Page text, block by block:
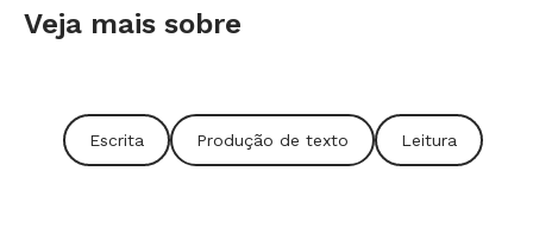
propósito claro que o leve a escrever, tal como
convite para uma festa.
O bom texto é aquele que cumpre o propósito
Veja mais sobre
Escrita Produção de texto Leitura